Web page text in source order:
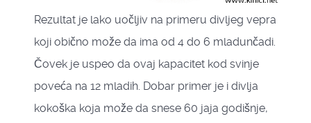
Rezultat je lako uočljiv na primeru divljeg vepra
koji obično može da ima od 4 do 6 mladunčadi.
Čovek je uspeo da ovaj kapacitet kod svinje
poveća na 12 mladih. Dobar primer je i divlja
kokoška koja može da snese 60 jaja godišnje,